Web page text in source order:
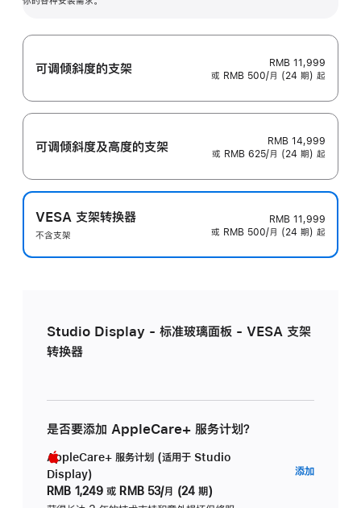
可调倾斜度的支架
RMB 11,999
或 RMB 500/月 (24 期) 起
可调倾斜度及高‍度的支‍架
RMB 14,999
或 RMB 625/月 (24 期) 起
VESA 支架转换器
不含支架
RMB 11,999
或 RMB 500/月 (24 期) 起
Studio Display - 标准玻璃面板 - VESA 支架
转换器
是否要添加 AppleCare+ 服务计划？
AppleCare+ 服务计划 (适用于 Studio
Display)
RMB 1,249 或 RMB 53/月 (24 期)
添加